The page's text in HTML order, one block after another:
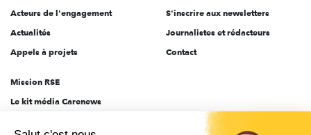
Acteurs de l'engagement
Actualités
Appels à projets
S'inscrire aux newsletters
Journalistes et rédacteurs
Contact
Mission RSE
Le kit média Carenews